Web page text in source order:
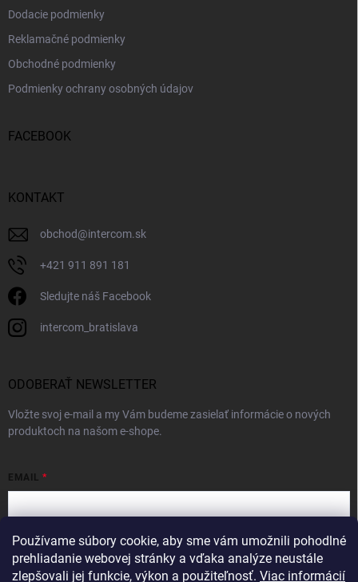
Používame súbory cookie, aby sme vám umožnili pohodlné
prehliadanie webovej stránky a vďaka analýze neustále
zlepšovali jej funkcie, výkon a použiteľnosť. Viac informácií
Dodacie podmienky
Reklamačné podmienky
Obchodné podmienky
Podmienky ochrany osobných údajov
FACEBOOK
KONTAKT
obchod@intercom.sk
+421 911 891 181
Sledujte náš Facebook
intercom_bratislava
ODOBERAŤ NEWSLETTER
Vložte svoj e-mail a my Vám budeme zasielať informácie o nových
produktoch na našom e-shope.
EMAIL
Vložením e-mailu súhlasíte spodmienkami ochrany osobných údajov